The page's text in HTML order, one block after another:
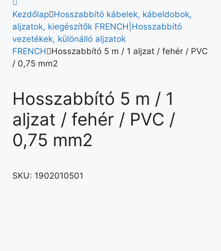
Kezdőlap Hosszabbító kábelek, kábeldobok,
aljzatok, kiegészítők FRENCH|Hosszabbító
vezetékek, különálló aljzatok
FRENCH
Hosszabbító 5 m / 1 aljzat / fehér / PVC
/ 0,75 mm2
Hosszabbító 5 m / 1
aljzat / fehér / PVC /
0,75 mm2
SKU: 1902010501